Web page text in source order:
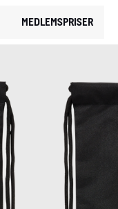
MEDLEMSPRISER